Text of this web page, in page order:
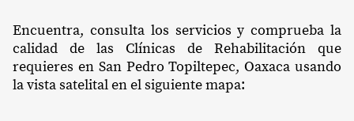
Encuentra, consulta los servicios y comprueba la
calidad de las Clínicas de Rehabilitación que
requieres en San Pedro Topiltepec, Oaxaca usando
la vista satelital en el siguiente mapa: